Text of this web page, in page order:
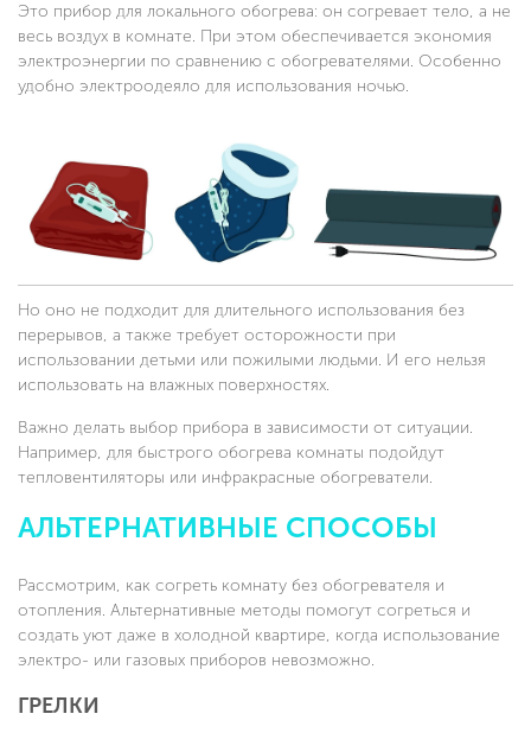
Это прибор для локального обогрева: он согревает тело, а не
весь воздух в комнате. При этом обеспечивается экономия
электроэнергии по сравнению с обогревателями. Особенно
удобно электроодеяло для использования ночью.
Но оно не подходит для длительного использования без
перерывов, а также требует осторожности при
использовании детьми или пожилыми людьми. И его нельзя
использовать на влажных поверхностях.
Важно делать выбор прибора в зависимости от ситуации.
Например, для быстрого обогрева комнаты подойдут
тепловентиляторы или инфракрасные обогреватели.
АЛЬТЕРНАТИВНЫЕ СПОСОБЫ
Рассмотрим, как согреть комнату без обогревателя и
отопления. Альтернативные методы помогут согреться и
создать уют даже в холодной квартире, когда использование
электро- или газовых приборов невозможно.
ГРЕЛКИ